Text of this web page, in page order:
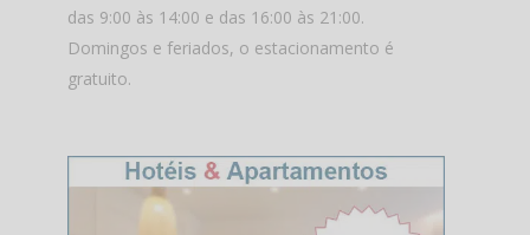
das 9:00 às 14:00 e das 16:00 às 21:00.
Domingos e feriados, o estacionamento é
gratuito.